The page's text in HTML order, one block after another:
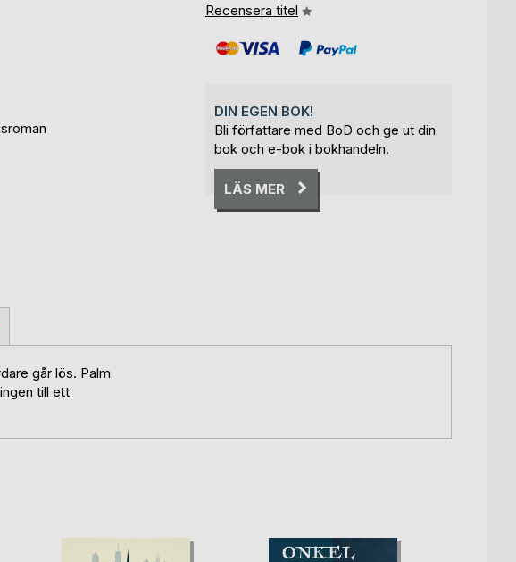
Recensera titel
DIN EGEN BOK!
Bli författare med BoD och ge ut din
bok och e-bok i bokhandeln.
LÄS MER
går lös. Palm
till ett